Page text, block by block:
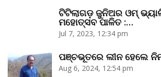
ଟିଟିଲାଗଡ଼ ଜୁନିଅର ଓମ୍‌
ମହୋତ୍ସବ ପାଳିତ :…
Jul 7, 2023, 12:34 pm
ପଞ୍ଚଭୂତରେ ଲୀନ ହେଲେ
Aug 6, 2024, 12:54 pm